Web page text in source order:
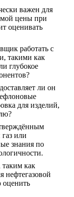
важен для
цены при
оценивать
работать с
такими как
глубокое
ли он
для изделий,
или
знания по
как
нефтегазовой
оценить